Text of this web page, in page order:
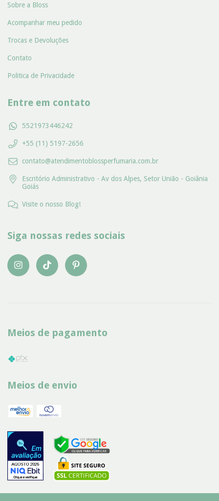
Sobre a Bloss
Acompanhar meu pedido
Trocas e Devoluções
Contato
Politica de Privacidade
Entre em contato
5521973446242
+55 (11) 5197-2656
contato@atendimentoblossperfumaria.com.br
Escritório Administrativo - Av dos Alpes, Setor União - Goiânia
Goiás
Visite o nosso Blog!
Siga nossas redes sociais
Meios de pagamento
Meios de envio